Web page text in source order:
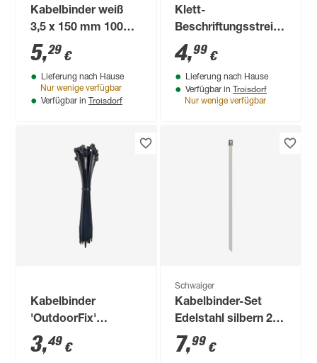
Kabelbinder weiß
3,5 x 150 mm 100
Stück
5,29 €
Lieferung nach Hause
Nur wenige verfügbar
Verfügbar in Troisdorf
Klett-
Beschriftungsstreifen
'KMBS3010' 9 x 1,2 x
0,2 cm 10 Stück
4,99 €
Lieferung nach Hause
Verfügbar in Troisdorf
Nur wenige verfügbar
Kabelbinder
'OutdoorFix'
schwarz 150 x 3,6
mm 50 Stück
3,49 €
Schwaiger
Kabelbinder-Set
Edelstahl silbern 25
cm 10 Stück
7,99 €